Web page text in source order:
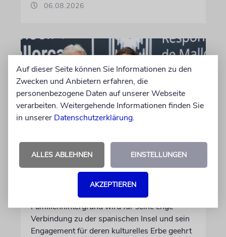
06.08.2026
Michael Douglas ist
Ehrenbotschafter Mallorcas
Der Hollywood-Star mit jüdischem
Familienhintergrund wird für seine enge
Verbindung zu der spanischen Insel und sein
Engagement für deren kulturelles Erbe geehrt
Auf dieser Seite können Sie Informationen zu den
Zwecken und Anbietern erfahren, die
personenbezogene Daten auf unserer Webseite
verarbeiten. Weitergehende Informationen finden Sie
in unserer Datenschutzerklärung.
ALLES ABLEHNEN EINSTELLUNGEN
AKZEPTIEREN